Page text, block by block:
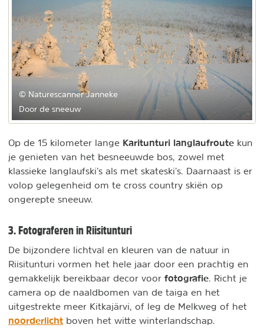
© Naturescanner Janneke
Door de sneeuw
Op de 15 kilometer lange Karitunturi langlaufroute kun
je genieten van het besneeuwde bos, zowel met
klassieke langlaufski’s als met skateski’s. Daarnaast is er
volop gelegenheid om te cross country skiën op
ongerepte sneeuw.
3. Fotograferen in Riisitunturi
De bijzondere lichtval en kleuren van de natuur in
Riisitunturi vormen het hele jaar door een prachtig en
gemakkelijk bereikbaar decor voor fotografie . Richt je
camera op de naaldbomen van de taiga en het
uitgestrekte meer Kitkajärvi, of leg de Melkweg of het
noorderlicht boven het witte winterlandschap.